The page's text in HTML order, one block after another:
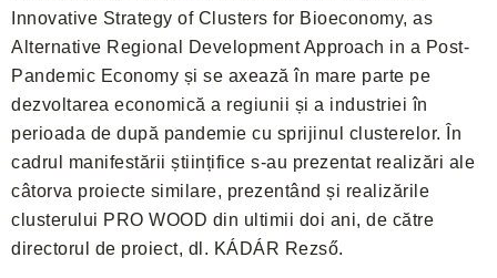
Innovative Strategy of Clusters for Bioeconomy, as
Alternative Regional Development Approach in a Post-
Pandemic Economy și se axează în mare parte pe
dezvoltarea economică a regiunii și a industriei în
perioada de după pandemie cu sprijinul clusterelor. În
cadrul manifestării științifice s-au prezentat realizări ale
câtorva proiecte similare, prezentând și realizările
clusterului PRO WOOD din ultimii doi ani, de către
directorul de proiect, dl. KÁDÁR Rezső.